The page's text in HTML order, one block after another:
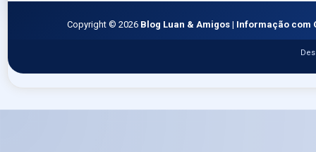
Copyright © 2026 Blog Luan & Amigos | Informação